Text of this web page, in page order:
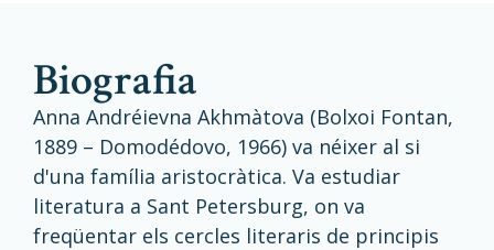
biografia
Anna Andréievna Akhmàtova (Bolxoi Fontan,
1889 – Domodédovo, 1966) va néixer al si
d'una família aristocràtica. Va estudiar
literatura a Sant Petersburg, on va
freqüentar els cercles literaris de principis